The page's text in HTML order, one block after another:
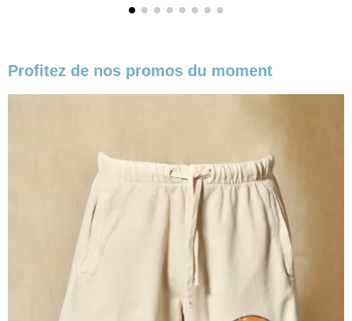
Profitez de nos promos du moment